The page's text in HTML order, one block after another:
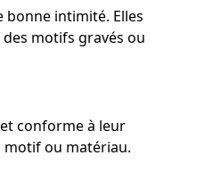
bonne intimité. Elles
motifs gravés ou
conforme à leur
motif ou matériau.